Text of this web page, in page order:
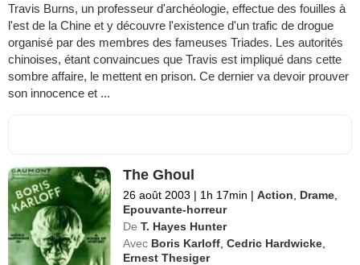
Travis Burns, un professeur d'archéologie, effectue des fouilles à
l'est de la Chine et y découvre l'existence d'un trafic de drogue
organisé par des membres des fameuses Triades. Les autorités
chinoises, étant convaincues que Travis est impliqué dans cette
sombre affaire, le mettent en prison. Ce dernier va devoir prouver
son innocence et ...
The Ghoul
26 août 2003 | 1h 17min | Action Drame
Epouvante-horreur
De T. Hayes Hunter
Avec Boris Karloff ,Cedric Hardwicke
Ernest Thesiger